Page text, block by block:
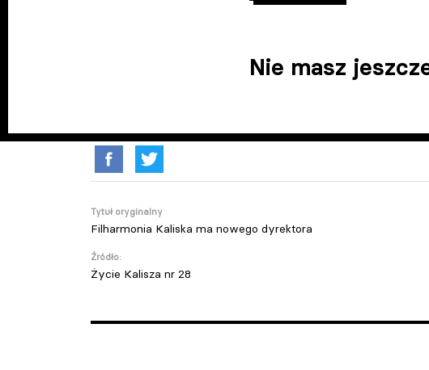
Nie masz
Tytuł oryginalny
Filharmonia Kaliska ma nowego dyrektora
Źródło:
Życie Kalisza nr 28